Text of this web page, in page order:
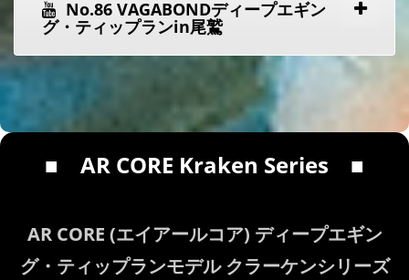
No.86 VAGABONDディープエギン
グ・ティップランin尾鷲
■ AR CORE Kraken Series ■
AR CORE (エイアールコア) ディープエギン
グ・ティップランモデル クラーケンシリーズ